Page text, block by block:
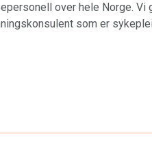
over hele Norge. Vi
som er